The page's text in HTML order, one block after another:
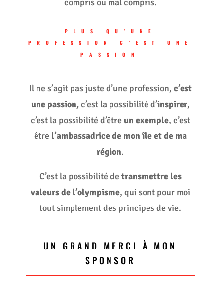
compris ou mal compris.
PLUS QU’UNE
PROFESSION C’EST UNE
PASSION
Il ne s’agit pas juste d’une profession, c’est
une passion,c’est la possibilité d’inspirer,
c’est la possibilité d’être un exemple, c’est
être l’ambassadrice de mon île et de ma
région.
C’est la possibilité de transmettre les
valeurs de l’olympisme, qui sont pour moi
tout simplement des principes de vie.
UN GRAND MERCI À MON
SPONSOR